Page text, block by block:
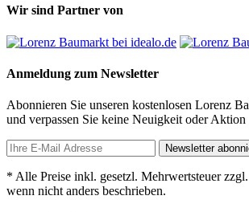
Wir sind Partner von
Anmeldung zum Newsletter
Abonnieren Sie unseren kostenlosen Lorenz
und verpassen Sie keine Neuigkeit oder Aktion
Newsletter
* Alle Preise inkl. gesetzl. Mehrwertsteuer
wenn nicht anders beschrieben.